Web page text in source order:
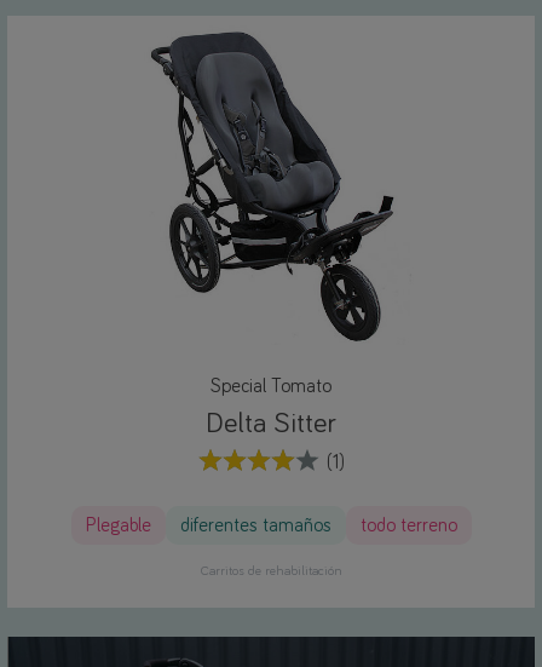
Special Tomato
Delta Sitter
(1)
Plegable diferentes tamaños todo terreno
Carritos de rehabilitación